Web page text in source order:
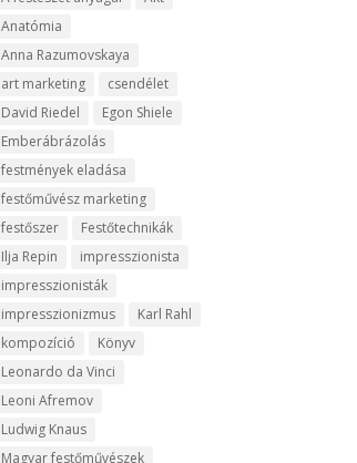
Anatómia
Anna Razumovskaya
art marketing
csendélet
David Riedel
Egon Shiele
Emberábrázolás
festmények eladása
festőművész marketing
festőszer
Festőtechnikák
Ilja Repin
impresszionista
impresszionisták
impresszionizmus
Karl Rahl
kompozíció
Könyv
Leonardo da Vinci
Leoni Afremov
Ludwig Knaus
Magyar festőművészek